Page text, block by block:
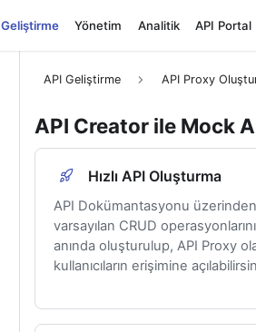
Geliştirme Yönetim Analitik API Portal
API Geliştirme API Proxy
API Creator ile Mock
Hızlı API Oluşturma
API Dokümantasyonu
varsayılan CRUD
anında oluşturulup, API Proxy
kullanıcıların erişimine